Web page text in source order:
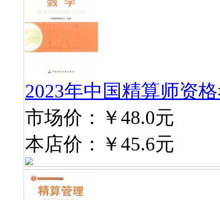
2023年中国精算师资
市场价：
￥48.0元
本店价：
￥45.6元